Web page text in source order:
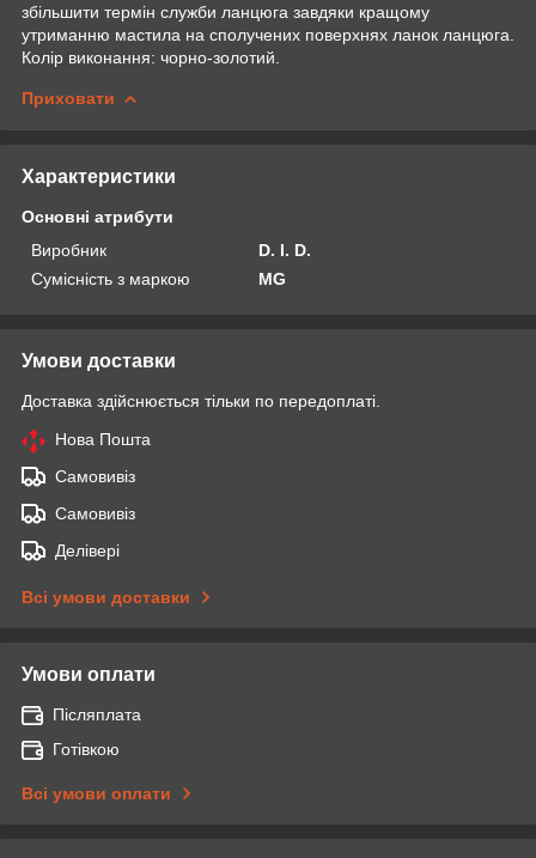
збільшити термін служби ланцюга завдяки кращому
утриманню мастила на сполучених поверхнях ланок ланцюга.
Колір виконання: чорно-золотий.
Приховати
Характеристики
Основні атрибути
Виробник
D. I. D.
Сумісність з маркою
MG
Умови доставки
Доставка здійснюється тільки по передоплаті.
Нова Пошта
Самовивіз
Самовивіз
Делівері
Всі умови доставки
Умови оплати
Післяплата
Готівкою
Всі умови оплати